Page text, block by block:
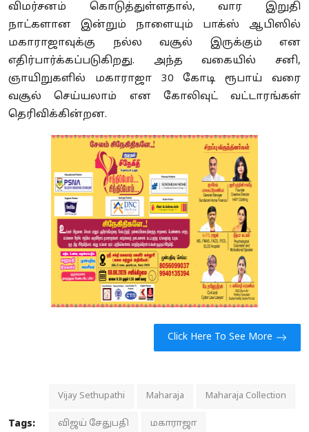
விமர்சனம் கொடுத்துள்ளதால், வார இறுதி
நாட்களான இன்றும் நாளையும் பாக்ஸ் ஆபிஸில்
மகாராஜாவுக்கு நல்ல வசூல் இருக்கும் என
எதிர்பார்க்கப்படுகிறது. அந்த வகையில் சனி,
ஞாயிறுகளில் மகாராஜா 30 கோடி ரூபாய் வரை
வசூல் செய்யலாம் என கோலிவுட் வட்டாரங்கள்
தெரிவிக்கின்றன.
Click Here To See More
Tags:
Vijay Sethupathi Maharaja Maharaja Collection
விஜய் சேதுபதி மகாராஜா